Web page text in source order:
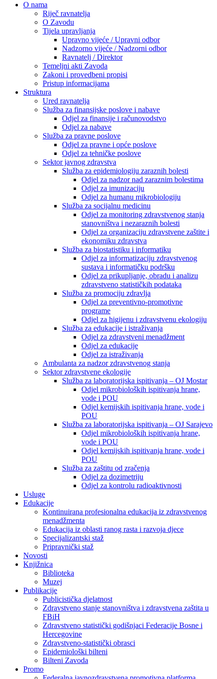
O nama
Riječ ravnatelja
O Zavodu
Tijela upravljanja
Upravno vijeće / Upravni odbor
Nadzorno vijeće / Nadzorni odbor
Ravnatelj / Direktor
Temeljni akti Zavoda
Zakoni i provedbeni propisi
Pristup informacijama
Struktura
Ured ravnatelja
Služba za finansijske poslove i nabave
Odjel za finansije i računovodstvo
Odjel za nabave
Služba za pravne poslove
Odjel za pravne i opće poslove
Odjel za tehničke poslove
Sektor javnog zdravstva
Služba za epidemiologiju zaraznih bolesti
Odjel za nadzor nad zaraznim bolestima
Odjel za imunizaciju
Odjel za humanu mikrobiologiju
Služba za socijalnu medicinu
Odjel za monitoring zdravstvenog stanja
stanovništva i nezaraznih bolesti
Odjel za organizaciju zdravstvene zaštite i
ekonomiku zdravstva
Služba za biostatistiku i informatiku
Odjel za informatizaciju zdravstvenog
sustava i informatičku podršku
Odjel za prikupljanje, obradu i analizu
zdravstveno statističkih podataka
Služba za promociju zdravlja
Odjel za preventivno-promotivne
programe
Odjel za higijenu i zdravstvenu ekologiju
Služba za edukacije i istraživanja
Odjel za zdravstveni menadžment
Odjel za edukacije
Odjel za istraživanja
Ambulanta za nadzor zdravstvenog stanja
Sektor zdravstvene ekologije
Služba za laboratorijska ispitivanja – OJ Mostar
Odjel mikrobioloških ispitivanja hrane,
vode i POU
Odjel kemijskih ispitivanja hrane, vode i
POU
Služba za laboratorijska ispitivanja – OJ Sarajevo
Odjel mikrobioloških ispitivanja hrane,
vode i POU
Odjel kemijskih ispitivanja hrane, vode i
POU
Služba za zaštitu od zračenja
Odjel za dozimetriju
Odjel za kontrolu radioaktivnosti
Usluge
Edukacije
Kontinuirana profesionalna edukacija iz zdravstvenog
menadžmenta
Edukacija iz oblasti ranog rasta i razvoja djece
Specijalizantski staž
Pripravnički staž
Novosti
Knjižnica
Biblioteka
Muzej
Publikacije
Publicistička djelatnost
Zdravstveno stanje stanovništva i zdravstvena zaštita u
FBiH
Zdravstveno statistički godišnjaci Federacije Bosne i
Hercegovine
Zdravstveno-statistički obrasci
Epidemiološki bilteni
Bilteni Zavoda
Promo